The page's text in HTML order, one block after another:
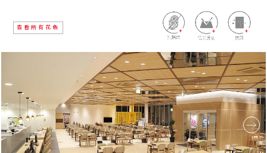
查看所有花色
← →